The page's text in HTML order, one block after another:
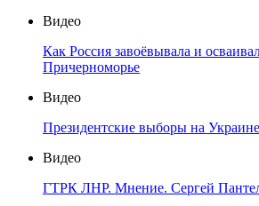
Видео
Как Россия завоёвывала и
Причерноморье
Видео
Президентские выборы на
Видео
ГТРК ЛНР. Мнение. Сергей